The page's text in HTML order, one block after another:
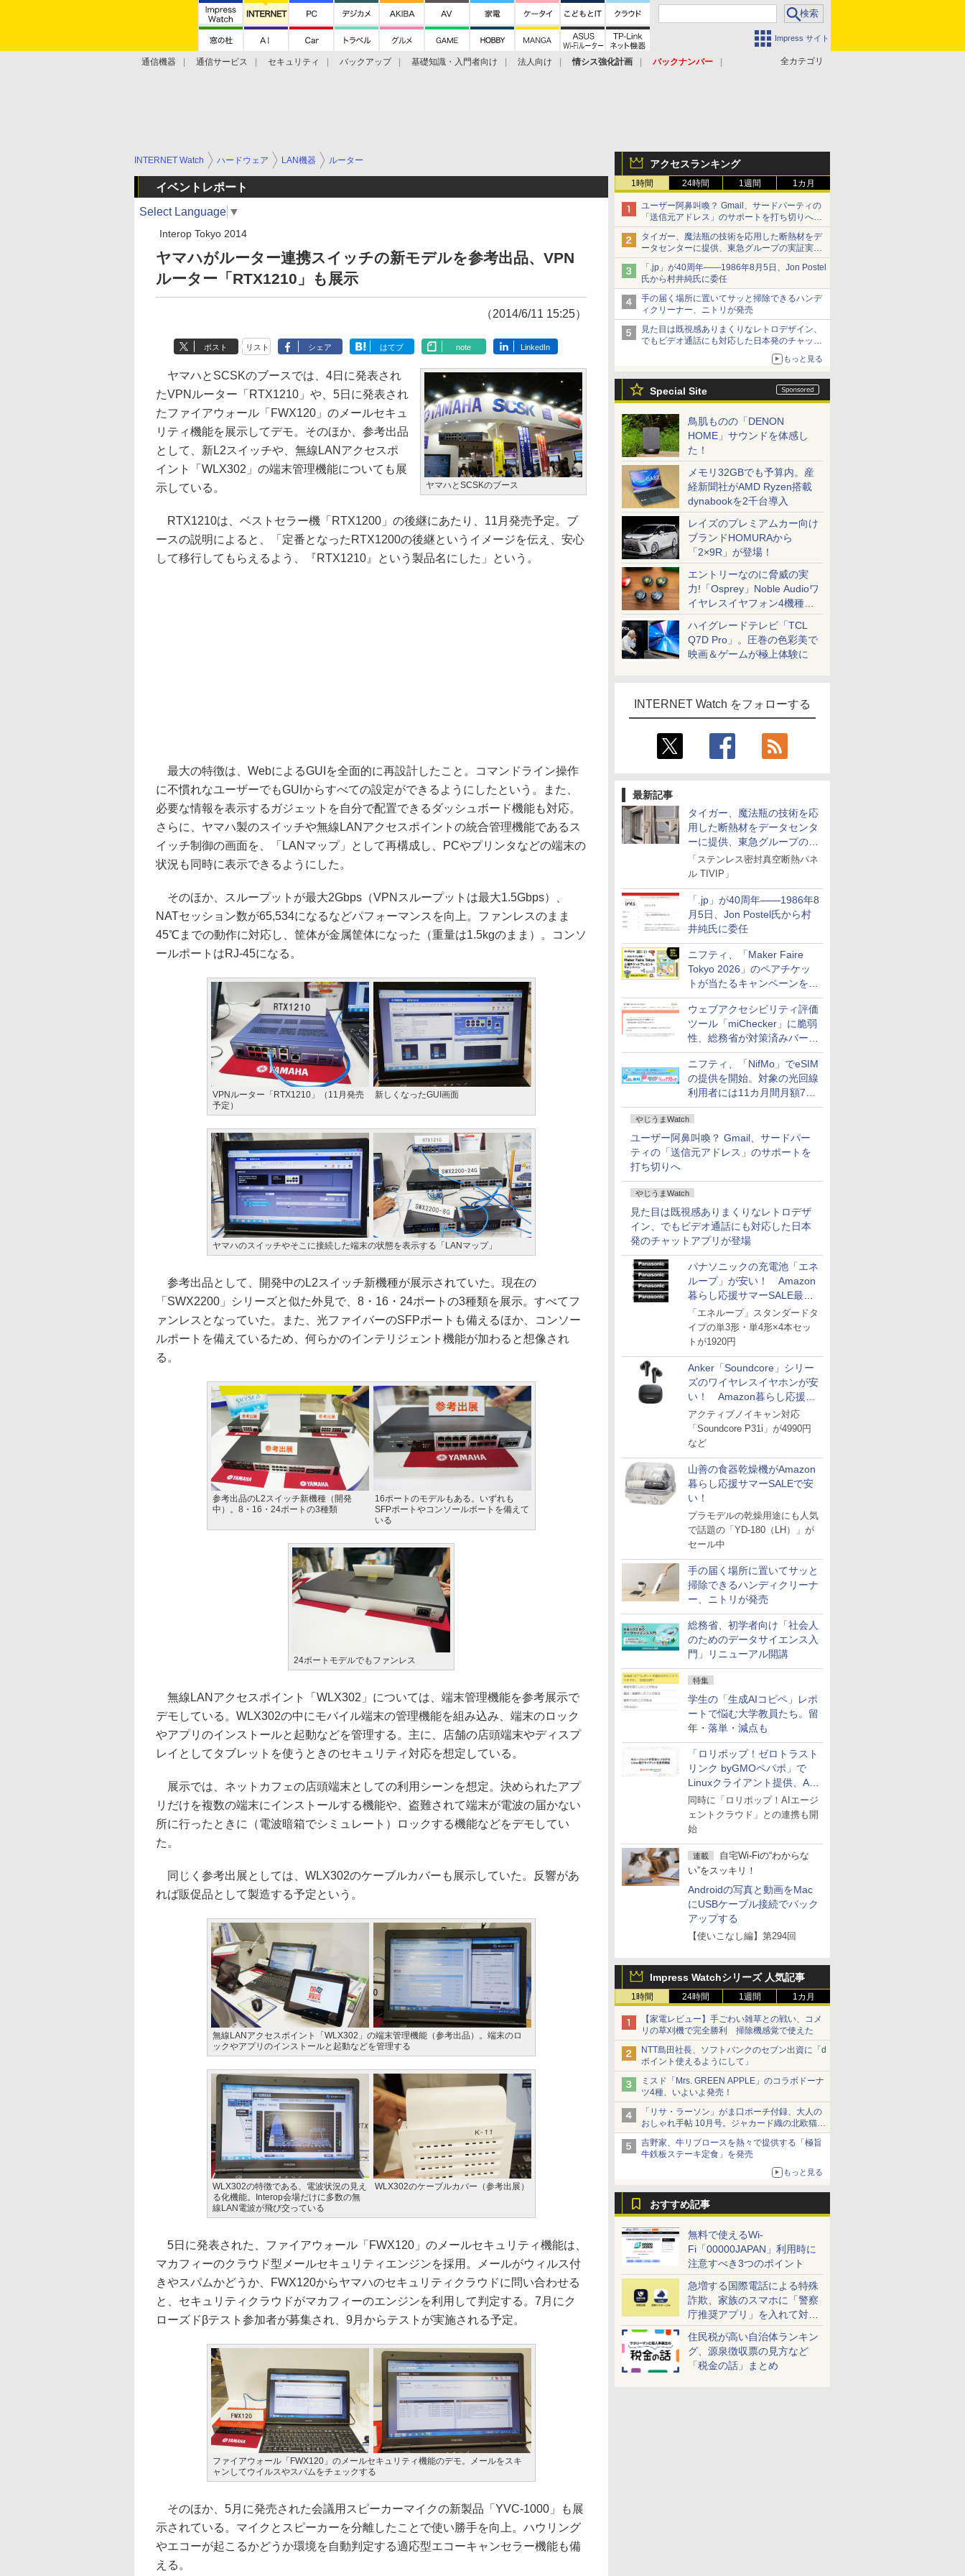
Impress サイト
全カテゴリ
通信機器 通信サービス セキュリティ バックアップ 基礎知識・入門者向け 法人向け 情シス強化計画
バックナンバー
アクセスランキング
1時間 24時間 1週間 1カ月
ユーザー阿鼻叫喚？ Gmail、サードパーティの
「送信元アドレス」のサポートを打ち切りへ
【やじうまWatch】
タイガー、魔法瓶の技術を応用した断熱材をデ
ータセンターに提供、東急グループの実証実験
で 「ステンレス密封真空断熱パネル TIVIP」
「.jp」が40周年――1986年8月5日、Jon Postel
氏から村井純氏に委任
手の届く場所に置いてサッと掃除できるハンデ
ィクリーナー、ニトリが発売
見た目は既視感ありまくりなレトロデザイン、
でもビデオ通話にも対応した日本発のチャット
もっと見る
Special Site
鳥肌ものの「DENON
HOME」サウンドを体感し
た！
メモリ32GBでも予算内。産
経新聞社がAMD Ryzen搭載
dynabookを2千台導入
レイズのプレミアムカー向け
ブランドHOMURAから
「2×9R」が登場！
エントリーなのに脅威の実
力!「Osprey」Noble Audioワ
イヤレスイヤフォン4機種を
一気に聴く
ハイグレードテレビ「TCL
Q7D Pro」。圧巻の色彩美で
映画＆ゲームが極上体験に
INTERNET Watch をフォローする
最新記事
タイガー、魔法瓶の技術を応
用した断熱材をデータセンタ
ーに提供、東急グループの実
証実験で
「ステンレス密封真空断熱パネ
ル TIVIP」
「.jp」が40周年――1986年8
月5日、Jon Postel氏から村
井純氏に委任
ニフティ、「Maker Faire
Tokyo 2026」のペアチケッ
トが当たるキャンペーンをX
で実施。8月16日まで
ウェブアクセシビリティ評価
ツール「miChecker」に脆弱
性、総務省が対策済みバージ
ョンへの更新を呼び掛け
ニフティ、「NifMo」でeSIM
の提供を開始。対象の光回線
利用者には11カ月間月額770
円割引のキャンペーン
やじうまWatch
ユーザー阿鼻叫喚？ Gmail、サードパー
ティの「送信元アドレス」のサポートを
打ち切りへ
やじうまWatch
見た目は既視感ありまくりなレトロデザ
イン、でもビデオ通話にも対応した日本
発のチャットアプリが登場
パナソニックの充電池「エネ
ループ」が安い！ Amazon
暮らし応援サマーSALE最終
日
「エネループ」スタンダードタ
イプの単3形・単4形×4本セッ
トが1920円
Anker「Soundcore」シリー
ズのワイヤレスイヤホンが安
い！ Amazon暮らし応援サ
マーSALE
アクティブノイキャン対応
「Soundcore P31i」が4990円
など
山善の食器乾燥機がAmazon
暮らし応援サマーSALEで安
い！
プラモデルの乾燥用途にも人気
で話題の「YD-180（LH）」が
セール中
手の届く場所に置いてサッと
掃除できるハンディクリーナ
ー、ニトリが発売
総務省、初学者向け「社会人
のためのデータサイエンス入
門」リニューアル開講
特集
学生の「生成AIコピペ」レポ
ートで悩む大学教員たち。留
年・落単・減点も
「ロリポップ！ゼロトラスト
リンク byGMOペパボ」で
Linuxクライアント提供、AI
エージェントの接続が容易に
同時に「ロリポップ！AIエージ
ェントクラウド」との連携も開
始
連載
自宅Wi-Fiの“わからな
い”をスッキリ！
Androidの写真と動画をMac
にUSBケーブル接続でバック
アップする
【使いこなし編】第294回
Impress Watchシリーズ 人気記事
1時間 24時間 1週間 1カ月
【家電レビュー】手ごわい雑草との戦い、コメ
リの草刈機で完全勝利 掃除機感覚で使えた
NTT島田社長、ソフトバンクのセブン出資に「d
ポイント使えるようにして」
ミスド「Mrs. GREEN APPLE」のコラボドーナ
ツ4種、いよいよ発売！
「リサ・ラーソン」がま口ポーチ付録、大人の
おしゃれ手帖 10月号。ジャカード織の北欧猫デ
ザイン
吉野家、牛リブロースを熱々で提供する「極旨
牛鉄板ステーキ定食」を発売
もっと見る
おすすめ記事
無料で使えるWi-
Fi「00000JAPAN」利用時に
注意すべき3つのポイント
急増する国際電話による特殊
詐欺、家族のスマホに「警察
庁推奨アプリ」を入れて対策
しよう！
住民税が高い自治体ランキン
グ、源泉徴収票の見方など
「税金の話」まとめ
INTERNET Watch ハードウェア LAN機器 ルーター
イベントレポート
Select Language ▼
Interop Tokyo 2014
ヤマハがルーター連携スイッチの新モデルを参考出品、VPN
ルーター「RTX1210」も展示
（2014/6/11 15:25）
ポスト リスト シェア はてブ note LinkedIn
ヤマハとSCSKのブース
ヤマハとSCSKのブースでは、4日に発表され
たVPNルーター「RTX1210」や、5日に発表され
たファイアウォール「FWX120」のメールセキュ
リティ機能を展示してデモ。そのほか、参考出品
として、新L2スイッチや、無線LANアクセスポ
イント「WLX302」の端末管理機能についても展
示している。
RTX1210は、ベストセラー機「RTX1200」の後継にあたり、11月発売予定。ブ
ースの説明によると、「定番となったRTX1200の後継というイメージを伝え、安心
して移行してもらえるよう、『RTX1210』という製品名にした」という。
最大の特徴は、WebによるGUIを全面的に再設計したこと。コマンドライン操作
に不慣れなユーザーでもGUIからすべての設定ができるようにしたという。また、
必要な情報を表示するガジェットを自分で配置できるダッシュボード機能も対応。
さらに、ヤマハ製のスイッチや無線LANアクセスポイントの統合管理機能であるス
イッチ制御の画面を、「LANマップ」として再構成し、PCやプリンタなどの端末の
状況も同時に表示できるようにした。
そのほか、スループットが最大2Gbps（VPNスループットは最大1.5Gbps）、
NATセッション数が65,534になるなどパフォーマンスを向上。ファンレスのまま
45℃までの動作に対応し、筐体が金属筐体になった（重量は1.5kgのまま）。コンソ
ールポートはRJ-45になる。
VPNルーター「RTX1210」（11月発売
予定）
新しくなったGUI画面
ヤマハのスイッチやそこに接続した端末の状態を表示する「LANマップ」
参考出品として、開発中のL2スイッチ新機種が展示されていた。現在の
「SWX2200」シリーズと似た外見で、8・16・24ポートの3種類を展示。すべてフ
ァンレスとなっていた。また、光ファイバーのSFPポートも備えるほか、コンソー
ルポートを備えているため、何らかのインテリジェント機能が加わると想像され
る。
参考出品のL2スイッチ新機種（開発
中）。8・16・24ポートの3種類
16ポートのモデルもある。いずれも
SFPポートやコンソールポートを備えて
いる
24ポートモデルでもファンレス
無線LANアクセスポイント「WLX302」については、端末管理機能を参考展示で
デモしている。WLX302の中にモバイル端末の管理機能を組み込み、端末のロック
やアプリのインストールと起動などを管理する。主に、店舗の店頭端末やディスプ
レイとしてタブレットを使うときのセキュリティ対応を想定している。
展示では、ネットカフェの店頭端末としての利用シーンを想定。決められたアプ
リだけを複数の端末にインストールする機能や、盗難されて端末が電波の届かない
所に行ったときに（電波暗箱でシミュレート）ロックする機能などをデモしてい
た。
同じく参考出展としては、WLX302のケーブルカバーも展示していた。反響があ
れば販促品として製造する予定という。
無線LANアクセスポイント「WLX302」の端末管理機能（参考出品）。端末のロ
ックやアプリのインストールと起動などを管理する
WLX302の特徴である、電波状況の見え
る化機能。Interop会場だけに多数の無
線LAN電波が飛び交っている
WLX302のケーブルカバー（参考出展）
5日に発表された、ファイアウォール「FWX120」のメールセキュリティ機能は、
マカフィーのクラウド型メールセキュリティエンジンを採用。メールがウィルス付
きやスパムかどうか、FWX120からヤマハのセキュリティクラウドに問い合わせる
と、セキュリティクラウドがマカフィーのエンジンを利用して判定する。7月にク
ローズドβテスト参加者が募集され、9月からテストが実施される予定。
ファイアウォール「FWX120」のメールセキュリティ機能のデモ。メールをスキ
ャンしてウイルスやスパムをチェックする
そのほか、5月に発売された会議用スピーカーマイクの新製品「YVC-1000」も展
示されている。マイクとスピーカーを分離したことで使い勝手を向上。ハウリング
やエコーが起こるかどうか環境を自動判定する適応型エコーキャンセラー機能も備
える。